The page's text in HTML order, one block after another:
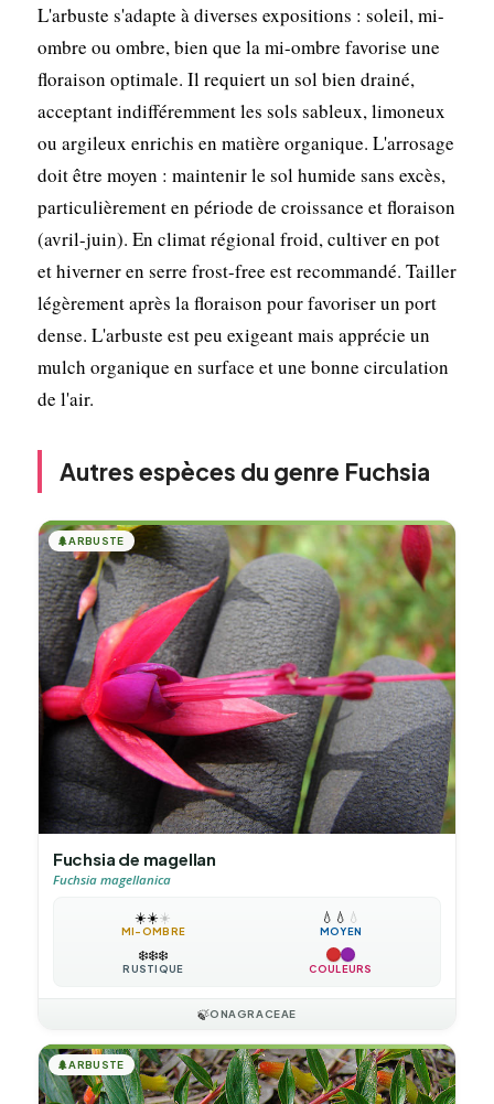
L'arbuste s'adapte à diverses expositions : soleil, mi-
ombre ou ombre, bien que la mi-ombre favorise une
floraison optimale. Il requiert un sol bien drainé,
acceptant indifféremment les sols sableux, limoneux
ou argileux enrichis en matière organique. L'arrosage
doit être moyen : maintenir le sol humide sans excès,
particulièrement en période de croissance et floraison
(avril-juin). En climat régional froid, cultiver en pot
et hiverner en serre frost-free est recommandé. Tailler
légèrement après la floraison pour favoriser un port
dense. L'arbuste est peu exigeant mais apprécie un
mulch organique en surface et une bonne circulation
de l'air.
Autres espèces du genre Fuchsia
🌲ARBUSTE
Fuchsia de magellan
Fuchsia magellanica
☀️☀️☀️
MI-OMBRE
💧 💧 💧
MOYEN
❄️❄️❄️
RUSTIQUE COULEURS
🍃ONAGRACEAE
🌲ARBUSTE